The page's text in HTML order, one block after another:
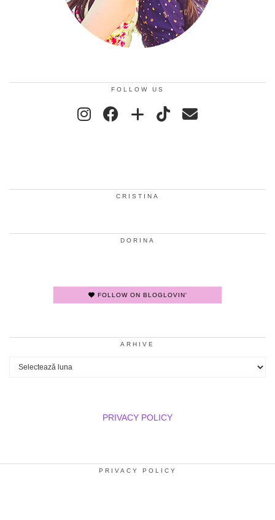
FOLLOW US
CRISTINA
DORINA
FOLLOW ON BLOGLOVIN'
ARHIVE
Arhive
PRIVACY POLICY
PRIVACY POLICY